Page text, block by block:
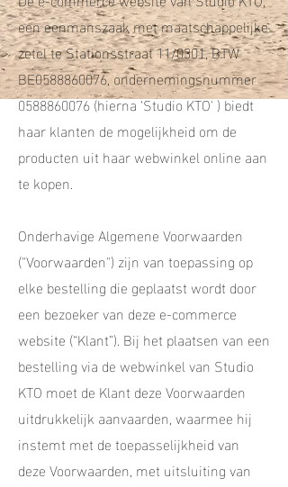
een eenmanszaak met maatschappelijke
zetel te Stationsstraat 11/0301, BTW
BE0588860076, ondernemingsnummer
0588860076 (hierna ‘Studio KTO' ) biedt
haar klanten de mogelijkheid om de
producten uit haar webwinkel online aan
te kopen.
Onderhavige Algemene Voorwaarden
("Voorwaarden") zijn van toepassing op
elke bestelling die geplaatst wordt door
een bezoeker van deze e-commerce
website (“Klant”). Bij het plaatsen van een
bestelling via de webwinkel van Studio
KTO moet de Klant deze Voorwaarden
uitdrukkelijk aanvaarden, waarmee hij
instemt met de toepasselijkheid van
deze Voorwaarden, met uitsluiting van